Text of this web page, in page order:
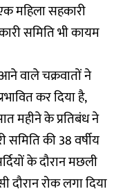
महिला सहकारी
समिति भी कायम
वाले चक्रवातों ने
कर दिया है,
महीने के प्रतिबंध ने
की 38 वर्षीय
के दौरान मछली
दौरान रोक लगा दिया